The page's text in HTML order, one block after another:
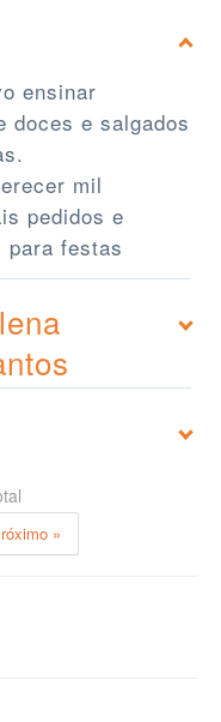
ensinar
doces e salgados
mil
pedidos e
para festas
»